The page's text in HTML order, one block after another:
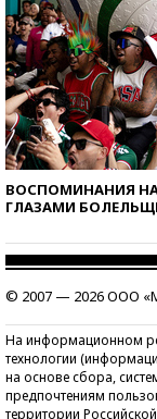
ВОСПОМИНАНИЯ
ГЛАЗАМИ
© 2007 — 2026 ООО
На информационном
технологии
на основе сбора,
предпочтениям
территории